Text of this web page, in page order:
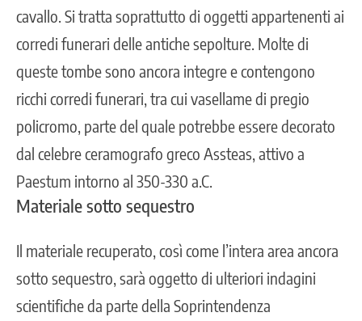
cavallo. Si tratta soprattutto di oggetti appartenenti ai
corredi funerari delle antiche sepolture. Molte di
queste tombe sono ancora integre e contengono
ricchi corredi funerari, tra cui vasellame di pregio
policromo, parte del quale potrebbe essere decorato
dal celebre ceramografo greco Assteas, attivo a
Paestum intorno al 350-330 a.C.
Materiale sotto sequestro
Il materiale recuperato, così come l’intera area ancora
sotto sequestro, sarà oggetto di ulteriori indagini
scientifiche da parte della Soprintendenza